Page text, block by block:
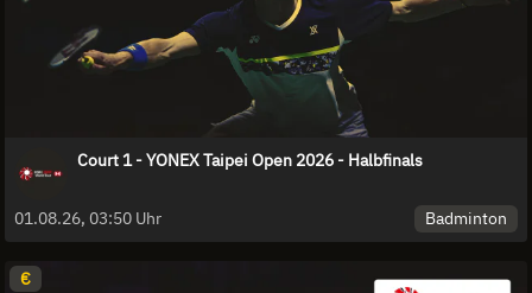
Court 1 - YONEX Taipei Open 2026 - Halbfinals
01.08.26, 03:50 Uhr Badminton
€